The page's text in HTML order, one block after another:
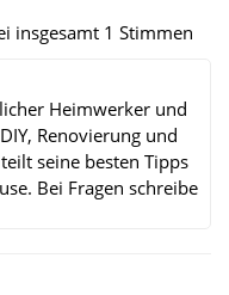
insgesamt 1 Stimmen
Heimwerker und
Renovierung und
seine besten Tipps
Bei Fragen schreibe